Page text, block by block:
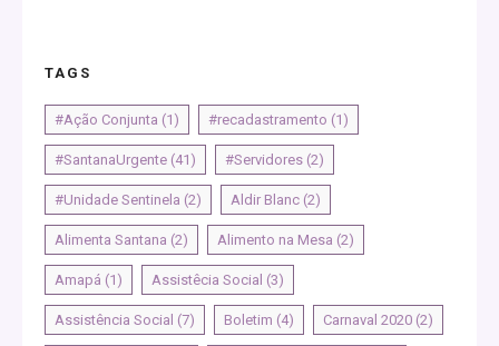
TAGS
#Ação Conjunta (1) #recadastramento (1)
#SantanaUrgente (41) #Servidores (2)
#Unidade Sentinela (2) Aldir Blanc (2)
Alimenta Santana (2) Alimento na Mesa (2)
Amapá (1) Assistêcia Social (3)
Assistência Social (7) Boletim (4) Carnaval 2020 (2)